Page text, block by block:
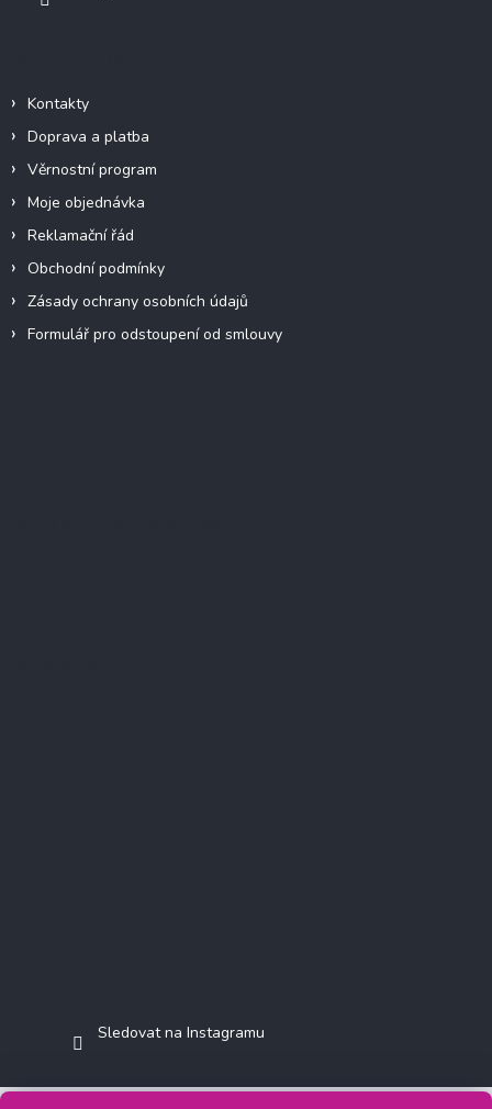
Kontakty
Doprava a platba
Věrnostní program
Moje objednávka
Reklamační řád
Obchodní podmínky
Zásady ochrany osobních údajů
Formulář pro odstoupení od smlouvy
Sledovat na Instagramu